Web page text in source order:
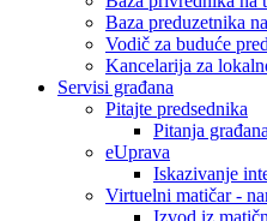
Baza preduzetnika
Vodič za buduće
Kancelarija za
Servisi građana
Pitajte predsednika
Pitanja
eUprava
Iskazivanje
Virtuelni matičar -
Izvod iz